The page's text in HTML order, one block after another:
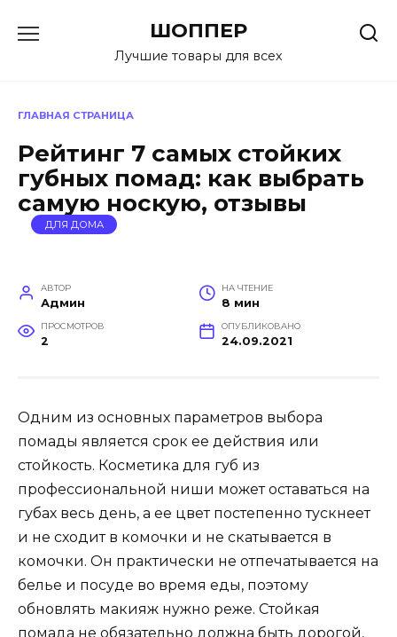
ШОППЕР
Лучшие товары для всех
ГЛАВНАЯ СТРАНИЦА
Рейтинг 7 самых стойких
губных помад: как выбрать
самую носкую, отзывы
ДЛЯ ДОМА
АВТОР
Админ
НА ЧТЕНИЕ
8 мин
ПРОСМОТРОВ
2
ОПУБЛИКОВАНО
24.09.2021
Одним из основных параметров выбора
помады является срок ее действия или
стойкость. Косметика для губ из
профессиональной ниши может оставаться на
губах весь день, а ее цвет постепенно тускнеет
и не сходит в комочки и не скатывается в
комочки. Он практически не отпечатывается на
белье и посуде во время еды, поэтому
обновлять макияж нужно реже. Стойкая
помада не обязательно должна быть дорогой,